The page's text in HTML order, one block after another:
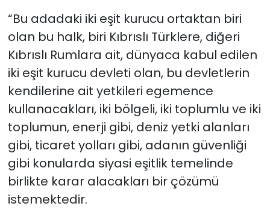
“Bu adadaki iki eşit kurucu ortaktan biri
olan bu halk, biri Kıbrıslı Türklere, diğeri
Kıbrıslı Rumlara ait, dünyaca kabul edilen
iki eşit kurucu devleti olan, bu devletlerin
kendilerine ait yetkileri egemence
kullanacakları, iki bölgeli, iki toplumlu ve iki
toplumun, enerji gibi, deniz yetki alanları
gibi, ticaret yolları gibi, adanın güvenliği
gibi konularda siyasi eşitlik temelinde
birlikte karar alacakları bir çözümü
istemektedir.